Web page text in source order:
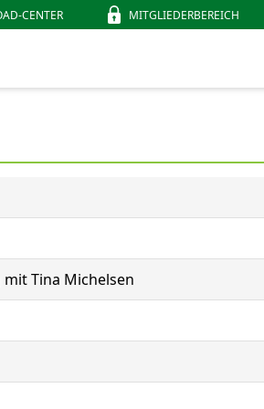
CENTER MITGLIEDERBEREICH
Tina Michelsen